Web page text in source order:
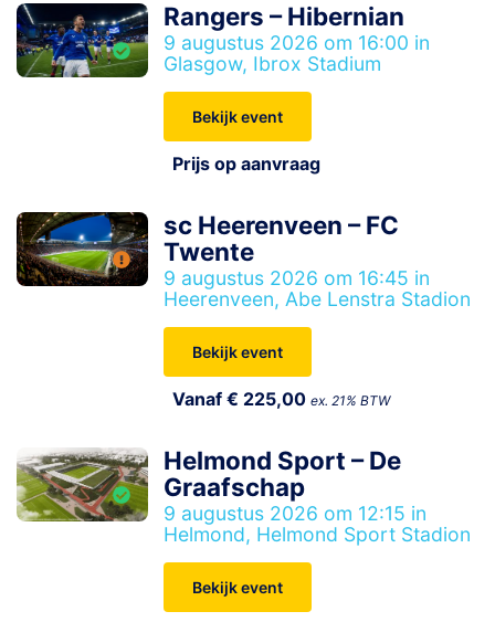
Rangers – Hibernian
9 augustus 2026 om 16:00 in
Glasgow, Ibrox Stadium
Bekijk event
Prijs op aanvraag
sc Heerenveen – FC
Twente
9 augustus 2026 om 16:45 in
Heerenveen, Abe Lenstra Stadion
Bekijk event
Vanaf € 225,00ex. 21% BTW
Helmond Sport – De
Graafschap
9 augustus 2026 om 12:15 in
Helmond, Helmond Sport Stadion
Bekijk event